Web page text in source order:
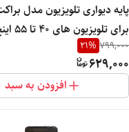
برای تلویزیون های 40 تا 55 اینچ
799,000
21%
629,000
افزودن به سبد